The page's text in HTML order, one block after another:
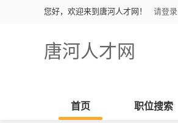
您好，欢迎来到唐河人才网！ 请登录
唐河人才网
首页 职位搜索